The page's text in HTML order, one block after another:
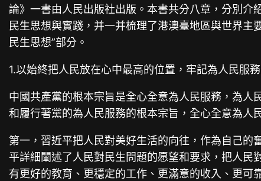
論》一書由人民出版社出版。本書共分八章，分別
民生思想與實踐，并一并梳理了港澳臺地區與世界
民生思想”部分。
1.以始終把人民放在心中最高的位置，牢記為人民服
中國共產黨的根本宗旨是全心全意為人民服務，為
和履行著黨的為人民服務的根本宗旨，全心全意為人
第一，習近平把人民對美好生活的向往，作為自己的
平詳細闡述了人民對民生問題的愿望和要求，把人
有更好的教育、更穩定的工作、更滿意的收入、更